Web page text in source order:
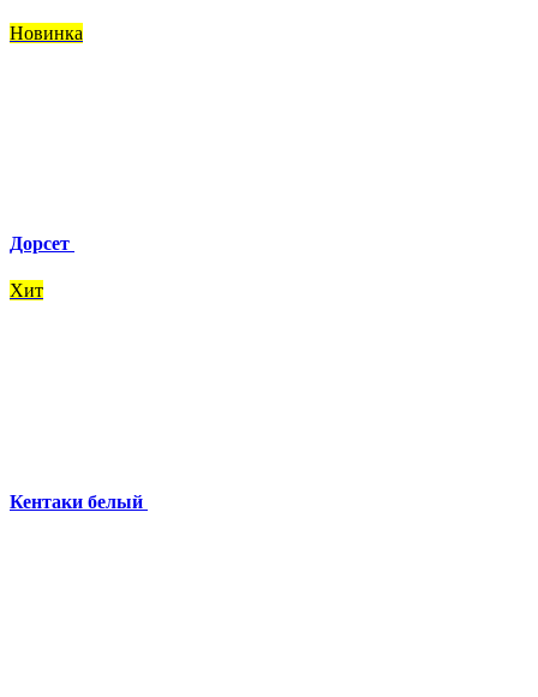
Новинка
Дорсет
Хит
Кентаки белый